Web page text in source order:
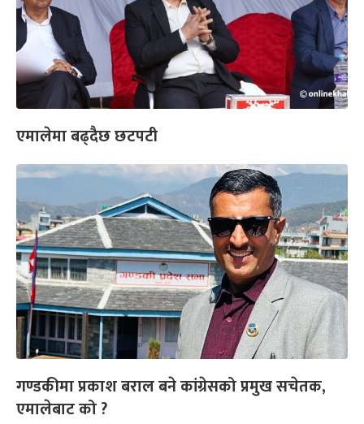
एमालेमा बढ्दैछ छटपटी
गण्डकीमा प्रकाश बराल बने कांग्रेसको प्रमुख सचेतक,
एमालेबाट को ?